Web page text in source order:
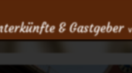
& Gastgeber